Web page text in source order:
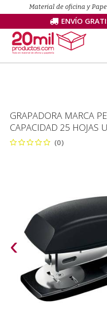
Material de oficina y
ENVÍO
GRAPADORA MARCA
CAPACIDAD 25 HOJAS
(0)
‹